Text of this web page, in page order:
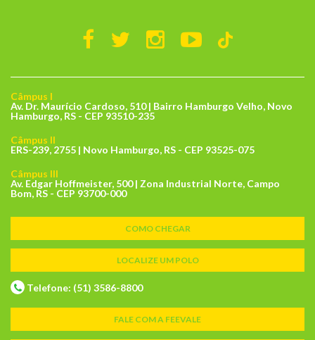
Câmpus I
Av. Dr. Maurício Cardoso, 510 | Bairro Hamburgo Velho, Novo
Hamburgo, RS - CEP 93510-235
Câmpus II
ERS-239, 2755 | Novo Hamburgo, RS - CEP 93525-075
Câmpus III
Av. Edgar Hoffmeister, 500 | Zona Industrial Norte, Campo
Bom, RS - CEP 93700-000
COMO CHEGAR
LOCALIZE UM POLO
Telefone: (51) 3586-8800
FALE COM A FEEVALE